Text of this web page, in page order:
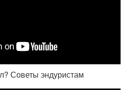
Советы эндуристам